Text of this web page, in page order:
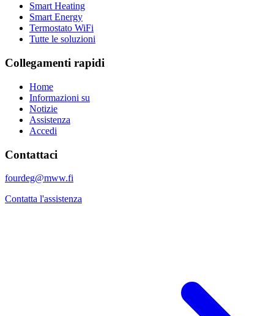
Smart Heating
Smart Energy
Termostato WiFi
Tutte le soluzioni
Collegamenti rapidi
Home
Informazioni su
Notizie
Assistenza
Accedi
Contattaci
fourdeg@mww.fi
Contatta l'assistenza